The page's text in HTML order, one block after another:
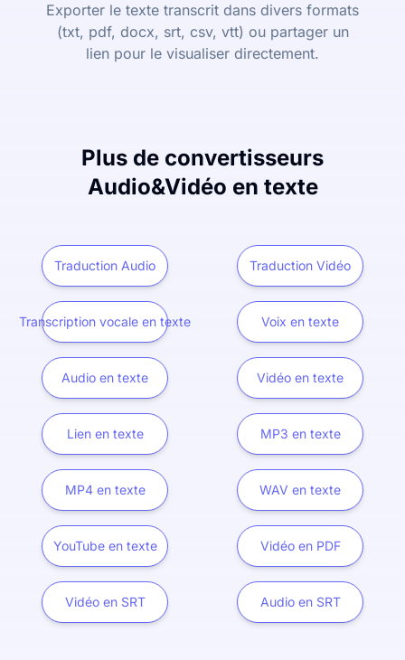
Exporter le texte transcrit dans divers formats
(txt, pdf, docx, srt, csv, vtt) ou partager un
lien pour le visualiser directement.
Plus de convertisseurs
Audio&Vidéo en texte
Traduction Audio Traduction Vidéo
Transcription vocale en texte Voix en texte
Audio en texte Vidéo en texte
Lien en texte MP3 en texte
MP4 en texte WAV en texte
YouTube en texte Vidéo en PDF
Vidéo en SRT Audio en SRT